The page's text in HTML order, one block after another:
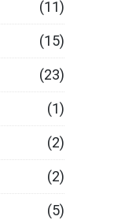
(11)
(15)
(23)
(1)
(2)
(2)
(5)